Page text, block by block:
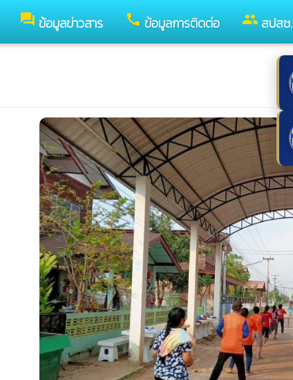
forum ข้อมูลข่าวสาร call ข้อมูลการติดต่อ group สปสช.